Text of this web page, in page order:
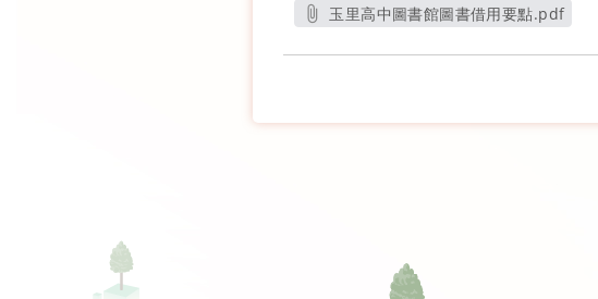
玉里高中圖書館圖書借用要點.pdf